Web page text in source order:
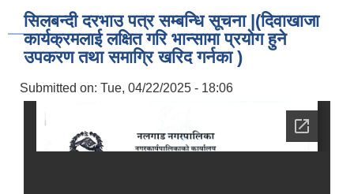
सिलबन्दी दरभाउ पत्र सम्बन्धि सूचना |(दिवाखाजा
कार्यक्रमलाई लक्षित गरि भान्सामा प्रयोग हुने
उपकरण तथा समाग्रि खरिद गर्नका )
Submitted on: Tue, 04/22/2025 - 18:06